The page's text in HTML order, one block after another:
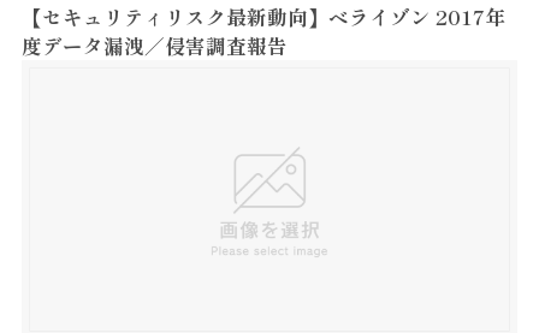
【セキュリティリスク最新動向】ベライゾン 2017年
度データ漏洩／侵害調査報告